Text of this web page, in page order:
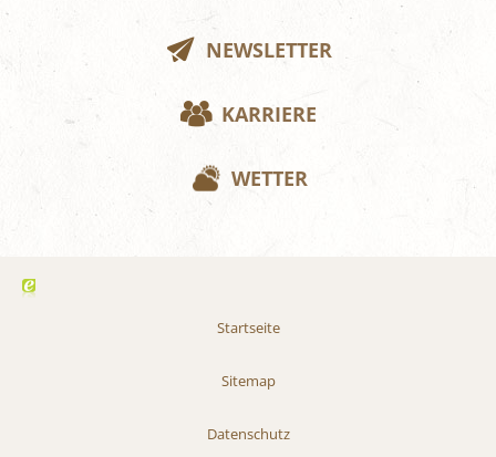
NEWSLETTER
KARRIERE
WETTER
Startseite
Sitemap
Datenschutz